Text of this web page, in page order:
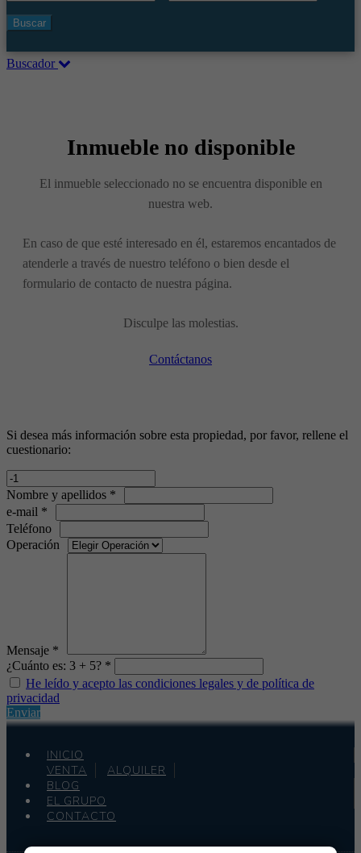
Buscar
Buscador
Inmueble no disponible
El inmueble seleccionado no se encuentra disponible en
nuestra web.
En caso de que esté interesado en él, estaremos encantados de
atenderle a través de nuestro teléfono o bien desde el
formulario de contacto de nuestra página.
Disculpe las molestias.
Contáctanos
Si desea más información sobre esta propiedad, por favor, rellene el
cuestionario:
Nombre y apellidos *
e-mail *
Teléfono
Operación
Mensaje *
¿Cuánto es: 3 + 5? *
He leído y acepto las condiciones legales y de política de
privacidad
Enviar
INICIO
VENTA
ALQUILER
BLOG
EL GRUPO
CONTACTO